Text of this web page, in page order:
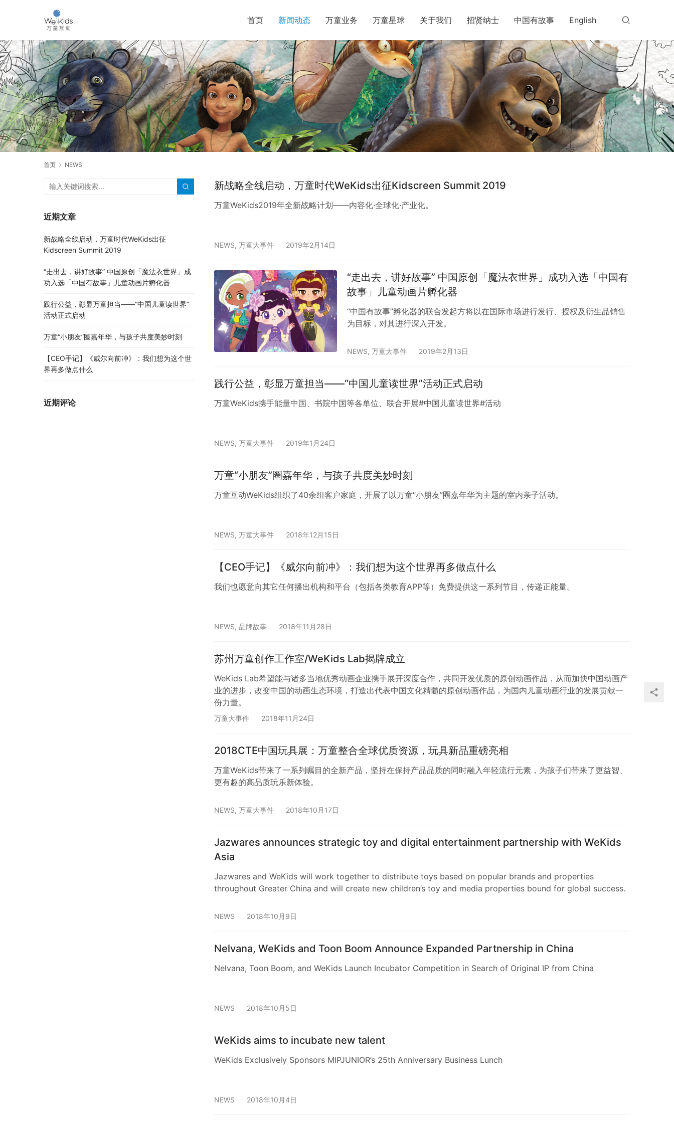
首页 新闻动态 万童业务 万童星球 关于我们 招贤纳士 中国有故事 English
首页 NEWS
新战略全线启动，万童时代WeKids出征Kidscreen Summit 2019
万童WeKids2019年全新战略计划——内容化·全球化·产业化。
NEWS, 万童大事件 2019年2月14日
“走出去，讲好故事” 中国原创「魔法衣世界」成功入选「中国有
故事」儿童动画片孵化器
“中国有故事”孵化器的联合发起方将以在国际市场进行发行、授权及衍生品销售
为目标，对其进行深入开发。
NEWS, 万童大事件 2019年2月13日
践行公益，彰显万童担当——“中国儿童读世界”活动正式启动
万童WeKids携手能量中国、书院中国等各单位、联合开展#中国儿童读世界#活动
NEWS, 万童大事件 2019年1月24日
万童“小朋友”圈嘉年华，与孩子共度美妙时刻
万童互动WeKids组织了40余组客户家庭，开展了以万童“小朋友”圈嘉年华为主题的室内亲子活动。
NEWS, 万童大事件 2018年12月15日
【CEO手记】《威尔向前冲》：我们想为这个世界再多做点什么
我们也愿意向其它任何播出机构和平台（包括各类教育APP等）免费提供这一系列节目，传递正能量。
NEWS, 品牌故事 2018年11月28日
苏州万童创作工作室/WeKids Lab揭牌成立
WeKids Lab希望能与诸多当地优秀动画企业携手展开深度合作，共同开发优质的原创动画作品，从而加快中国动画产
业的进步，改变中国的动画生态环境，打造出代表中国文化精髓的原创动画作品，为国内儿童动画行业的发展贡献一
份力量。
万童大事件 2018年11月24日
2018CTE中国玩具展：万童整合全球优质资源，玩具新品重磅亮相
万童WeKids带来了一系列瞩目的全新产品，坚持在保持产品品质的同时融入年轻流行元素，为孩子们带来了更益智、
更有趣的高品质玩乐新体验。
NEWS, 万童大事件 2018年10月17日
Jazwares announces strategic toy and digital entertainment partnership with WeKids
Asia
Jazwares and WeKids will work together to distribute toys based on popular brands and properties
throughout Greater China and will create new children’s toy and media properties bound for global success.
NEWS 2018年10月9日
Nelvana, WeKids and Toon Boom Announce Expanded Partnership in China
Nelvana, Toon Boom, and WeKids Launch Incubator Competition in Search of Original IP from China
NEWS 2018年10月5日
WeKids aims to incubate new talent
WeKids Exclusively Sponsors MIPJUNIOR’s 25th Anniversary Business Lunch
NEWS 2018年10月4日
近期文章
新战略全线启动，万童时代WeKids出征
Kidscreen Summit 2019
“走出去，讲好故事” 中国原创「魔法衣世界」成
功入选「中国有故事」儿童动画片孵化器
践行公益，彰显万童担当——“中国儿童读世界”
活动正式启动
万童“小朋友”圈嘉年华，与孩子共度美妙时刻
【CEO手记】《威尔向前冲》：我们想为这个世
界再多做点什么
近期评论